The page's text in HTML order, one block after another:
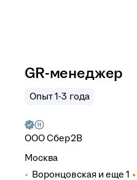
GR-менеджер
Опыт 1-3 года
ОООСбер2B
Москва
Воронцовская и еще 1